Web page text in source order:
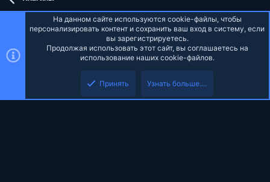
Russian (RU)
R
S
Верх
На данном сайте используются cookie-файлы, чтобы
персонализировать контент и сохранить ваш вход в систему, если
вы зарегистрируетесь.
Продолжая использовать этот сайт, вы соглашаетесь на
использование наших cookie-файлов.
Принять Узнать больше....